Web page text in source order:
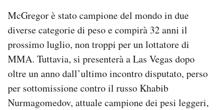
McGregor è stato campione del mondo in due
diverse categorie di peso e compirà 32 anni il
prossimo luglio, non troppi per un lottatore di
MMA. Tuttavia, si presenterà a Las Vegas dopo
oltre un anno dall’ultimo incontro disputato, perso
per sottomissione contro il russo Khabib
Nurmagomedov, attuale campione dei pesi leggeri,